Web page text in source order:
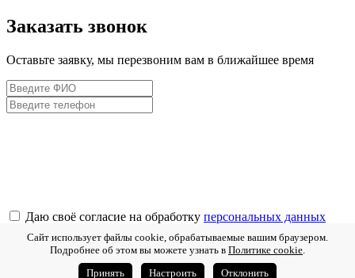
Заказать звонок
Оставьте заявку, мы перезвоним вам в ближайшее время
Даю своё согласие на обработку персональных данных
Отправить
Спасибо за вашу заявку!
ожидайте звонка менеджера
Сайт использует файлы cookie, обрабатываемые вашим браузером.
Подробнее об этом вы можете узнать в Политике cookie.
Принять Настроить Отклонить